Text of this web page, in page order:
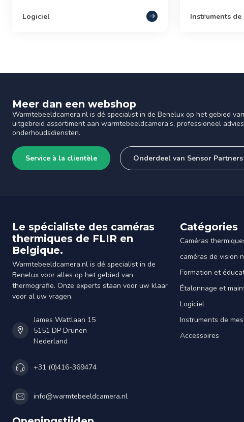
Logiciel Instruments de
Meer dan een webshop
Warmtebeeldcamera.nl is dé specialist in de Benelux op het gebied
uitgebreid assortiment aan warmtebeeldcamera’s, professioneel
onderhoudsdiensten.
Service à la clientèle Onderdeel van Sensor Partners
Le spécialiste des caméras
thermiques de FLIR en
Belgique.
Warmtebeeldcamera.nl is dé specialist in de
Benelux voor alles op het gebied van
thermografie. Onze experts staan voor uw klaar
voor al uw vragen.
James Wattlaan 15
5151 DP Drunen
Nederland
+31 (0)416-369474
info@warmtebeeldcamera.nl
Catégories
Caméras
caméras de vision
Formation et
Étalonnage et
Logiciel
Instruments de
Accessoires